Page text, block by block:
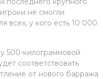
не смогли
всех, у кого есть 10 000
500-килограммовой
соответствовать
от нового барража